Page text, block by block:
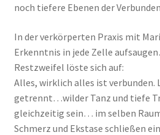
noch tiefere Ebenen der
In der verkörperten Praxis mit
Erkenntnis in jede Zelle
Restzweifel löste sich auf:
Alles, wirklich alles ist verbunden.
getrennt…wilder Tanz und tiefe
gleichzeitig sein… im selben
Schmerz und Ekstase schließen